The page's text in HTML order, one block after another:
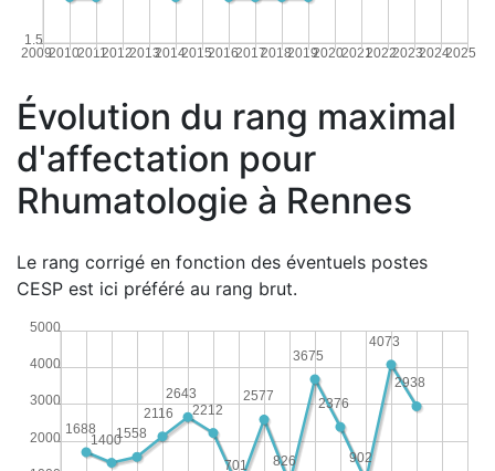
20092010201120122013201420152016201720182019202020212022202320242025
1.5
Évolution du rang maximal
d'affectation pour
Rhumatologie à Rennes
Le rang corrigé en fonction des éventuels postes
CESP est ici préféré au rang brut.
2000
3000
4000
5000
2938
4073
902
2376
3675
826
2577
701
2212
2643
2116
1558
1400
1688